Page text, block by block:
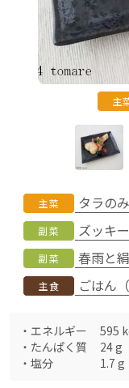
主
主菜 タラの
副菜 ズッキ
副菜 春雨と
主食 ごはん
・ エネルギー 595
・ たんぱく質 24g
・ 塩分 1.7 g